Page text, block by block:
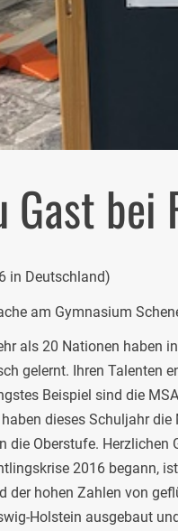
Gast bei
in Deutschland)
am Gymnasium
als 20 Nationen haben
gelernt. Ihren Talenten
Beispiel sind die
dieses Schuljahr
die Oberstufe. Herzlichen
2016 begann,
der hohen Zahlen von
Holstein ausgebaut